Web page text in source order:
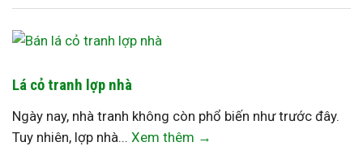
Lá cỏ tranh lợp nhà
Ngày nay, nhà tranh không còn phổ biến như trước đây.
Tuy nhiên, lợp nhà... Xem thêm →